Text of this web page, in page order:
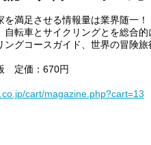
満足させる情報量は業界随一！
自転車とサイクリングとを総合
ングコースガイド、世界の冒険
定価：670円
cart/magazine.php?cart=13